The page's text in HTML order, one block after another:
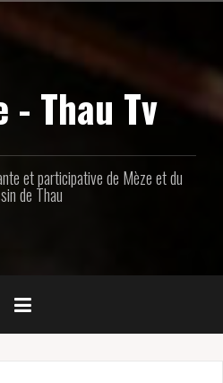
- Thau Tv
et participative de Mèze et du
de Thau